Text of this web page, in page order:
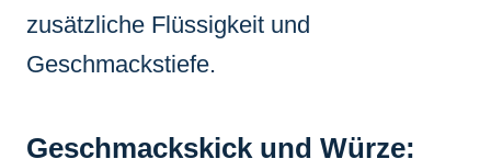
zusätzliche Flüssigkeit und
Geschmackstiefe.
Geschmackskick und Würze: